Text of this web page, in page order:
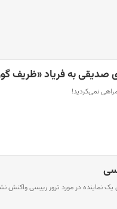
صدیقی به فریاد «ظریف
نمی‌کردید!
نماینده در مورد ترور رییسی واکنش